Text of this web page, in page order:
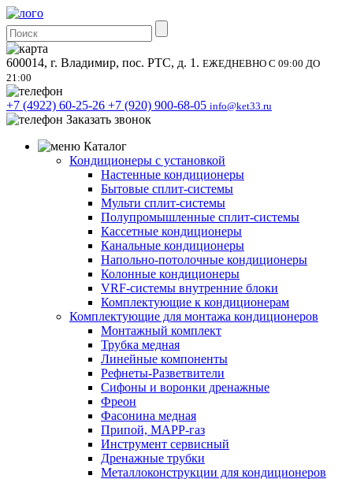
600014, г. Владимир, пос. РТС, д. 1. ЕЖЕДНЕВНО С 09:00 ДО
21:00
+7 (4922) 60-25-26 +7 (920) 900-68-05 info@ket33.ru
Заказать звонок
Каталог
Кондиционеры с установкой
Настенные кондиционеры
Бытовые сплит-системы
Мульти сплит-системы
Полупромышленные сплит-системы
Кассетные кондиционеры
Канальные кондиционеры
Напольно-потолочные кондиционеры
Колонные кондиционеры
VRF-системы внутренние блоки
Комплектующие к кондиционерам
Комплектующие для монтажа кондиционеров
Монтажный комплект
Трубка медная
Линейные компоненты
Рефнеты-Разветвители
Сифоны и воронки дренажные
Фреон
Фасонина медная
Припой, МАРР-газ
Инструмент сервисный
Дренажные трубки
Металлоконструкции для кондиционеров